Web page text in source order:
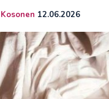
12.06.2026